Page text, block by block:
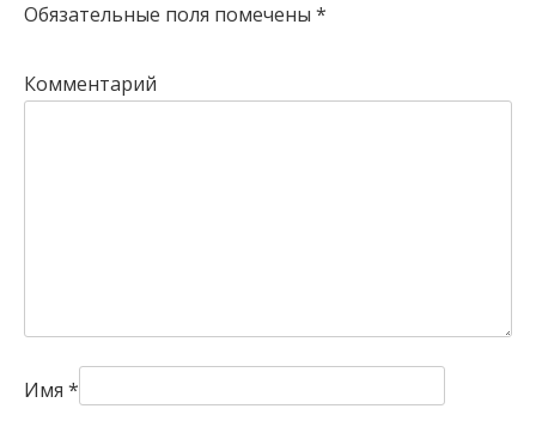
Обязательные поля помечены *
Комментарий
Имя *